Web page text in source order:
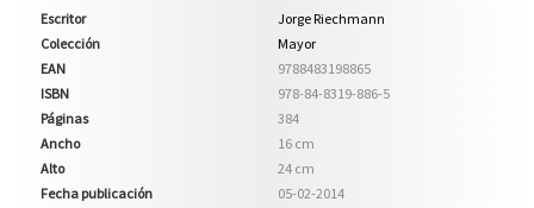
Escritor
Jorge Riechmann
Colección
Mayor
EAN
9788483198865
ISBN
978-84-8319-886-5
Páginas
384
Ancho
16 cm
Alto
24 cm
Fecha publicación
05-02-2014